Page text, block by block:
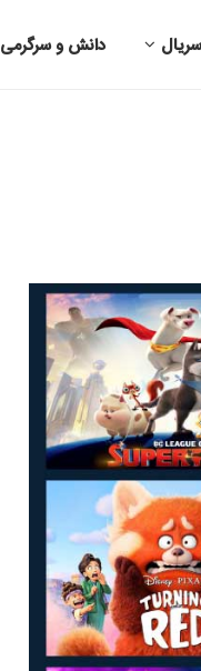
دانش و سرگرمی